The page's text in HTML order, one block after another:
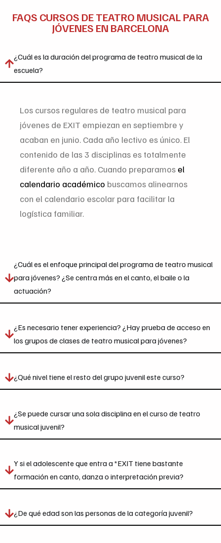
FAQS CURSOS DE TEATRO MUSICAL PARA
JÓVENES EN BARCELONA
¿Cuál es la duración del programa de teatro musical de la
escuela?
Los cursos regulares de teatro musical para
jóvenes de EXIT empiezan en septiembre y
acaban en junio. Cada año lectivo es único. El
contenido de las 3 disciplinas es totalmente
diferente año a año. Cuando preparamos el
calendario académico buscamos alinearnos
con el calendario escolar para facilitar la
logística familiar.
¿Cuál es el enfoque principal del programa de teatro musical
para jóvenes? ¿Se centra más en el canto, el baile o la
actuación?
¿Es necesario tener experiencia? ¿Hay prueba de acceso en
los grupos de clases de teatro musical para jóvenes?
¿Qué nivel tiene el resto del grupo juvenil este curso?
¿Se puede cursar una sola disciplina en el curso de teatro
musical juvenil?
Y si el adolescente que entra a *EXIT tiene bastante
formación en canto, danza o interpretación previa?
¿De qué edad son las personas de la categoría juvenil?